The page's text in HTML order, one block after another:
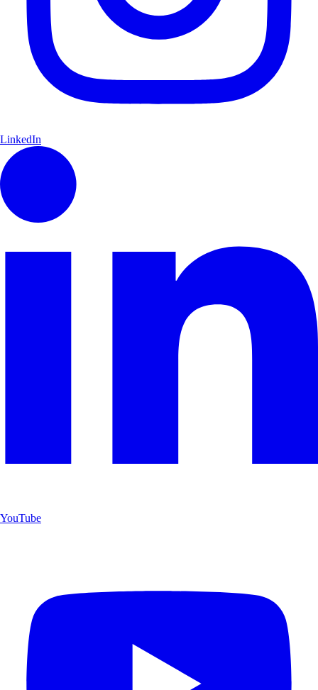
LinkedIn
YouTube